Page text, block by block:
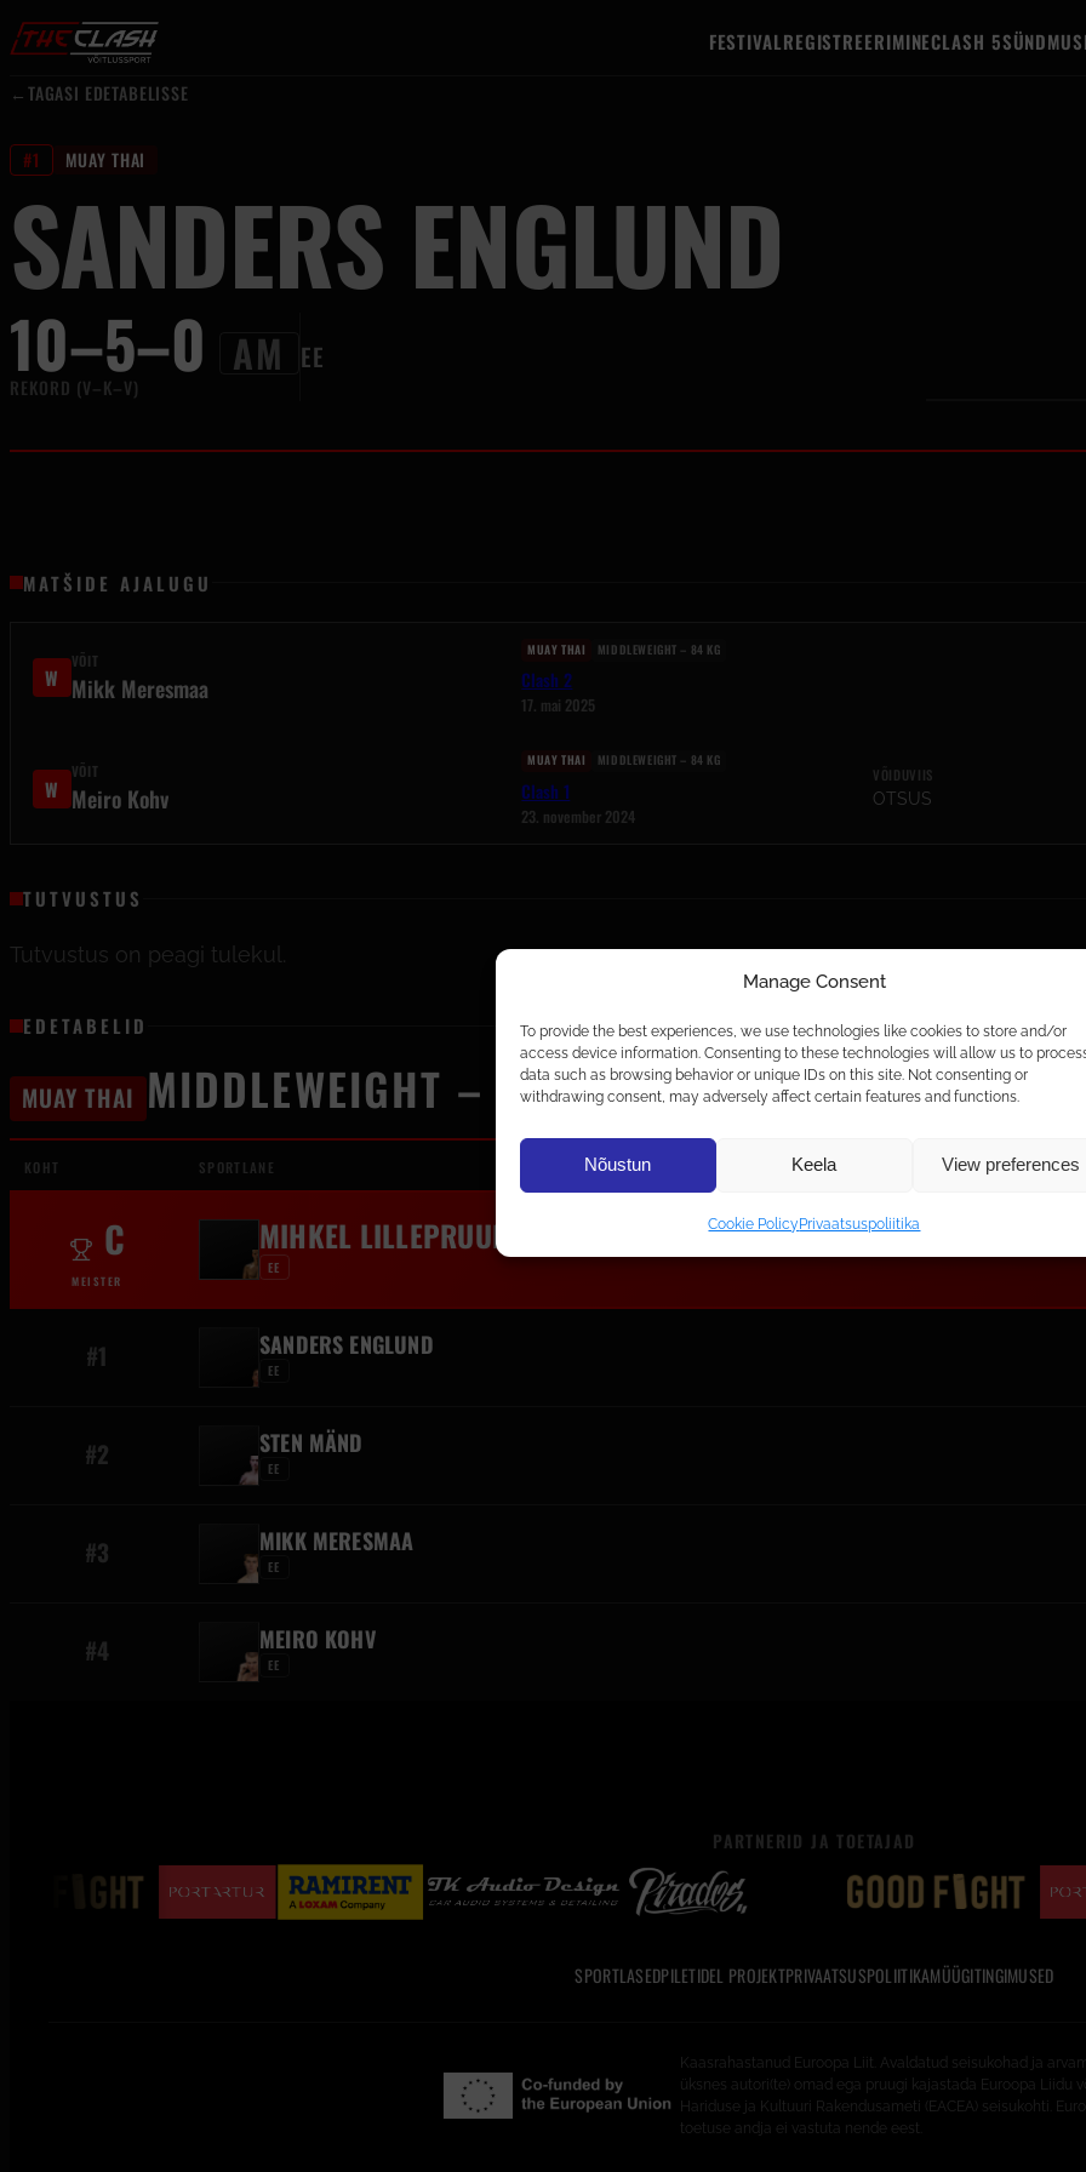
Manage Consent
To provide the best experiences, we use technologies like cookies to store and/or
access device information. Consenting to these technologies will allow us to
data such as browsing behavior or unique IDs on this site. Not consenting or
withdrawing consent, may adversely affect certain features and functions.
Nõustun Keela View preferences
Cookie PolicyPrivaatsuspoliitika
Liigu sisu juurde
FESTIVALREGISTREERIMINECLASH 5
←TAGASI EDETABELISSE
#1 MUAY THAI
SANDERS ENGLUND
10–5–0 AM
REKORD (V–K–V)
EE
MATŠIDE AJALUGU
W
VÕIT
Mikk Meresmaa
MUAY THAI MIDDLEWEIGHT – 84 KG
Clash 2
17. mai 2025
W
VÕIT
Meiro Kohv
MUAY THAI MIDDLEWEIGHT – 84 KG
Clash 1
23. november 2024
VÕIDUVIIS
OTSUS
TUTVUSTUS
Tutvustus on peagi tulekul.
EDETABELID
MUAY THAI MIDDLEWEIGHT – 84 KG
KOHT SPORTLANE
C
MEISTER
MIHKEL LILLEPRUUN
EE
#1 SANDERS ENGLUND
EE
#2 STEN MÄND
EE
#3 MIKK MERESMAA
EE
#4 MEIRO KOHV
EE
PARTNERID JA TOETAJAD
SPORTLASEDPILETIDEL PROJEKTPRIVAATSUSPOLIITIKAMÜÜGITINGIMUSED
Kaasrahastanud Euroopa Liit. Avaldatud seisukohad ja
üksnes autori(te) omad ega pruugi kajastada Euroopa Liidu
Hariduse ja Kultuuri Rakendusameti (EACEA) seisukohti.
toetuse andja ei vastuta nende eest.